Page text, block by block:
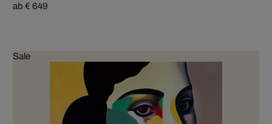
ab € 649
Sale